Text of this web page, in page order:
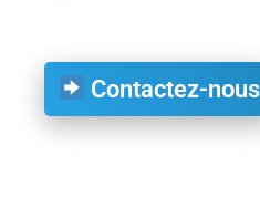
Contactez-nous